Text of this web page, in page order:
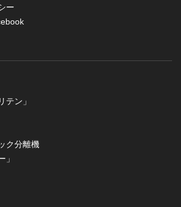
ー
テン」
ク分離機
」